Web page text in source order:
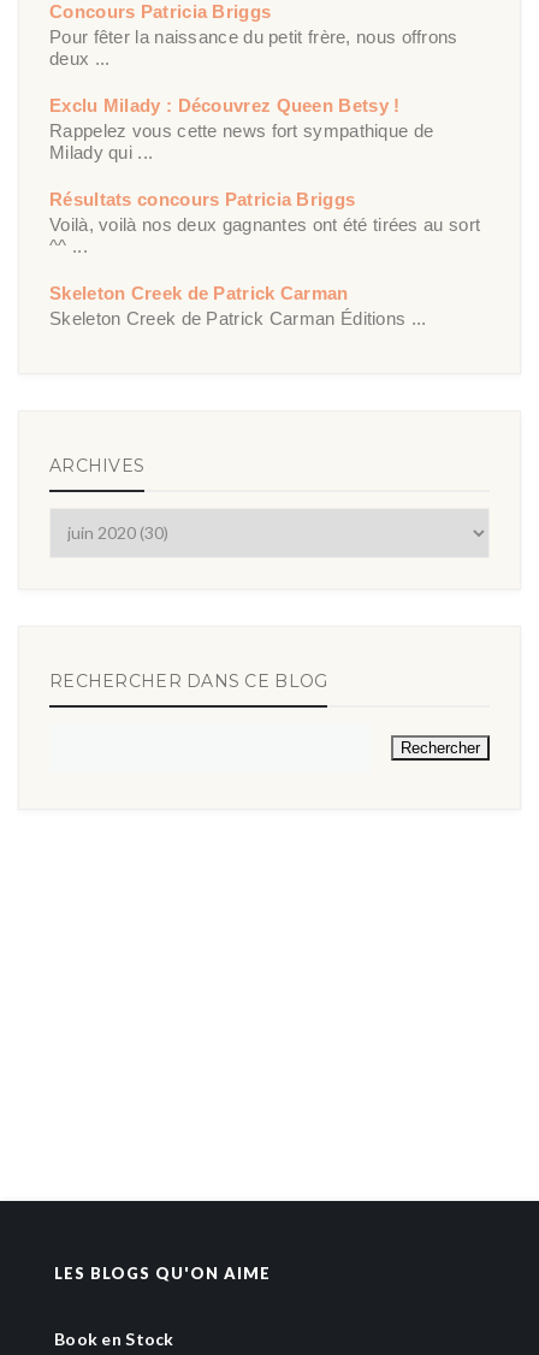
Concours Patricia Briggs
Pour fêter la naissance du petit frère, nous offrons
deux ...
Exclu Milady : Découvrez Queen Betsy !
Rappelez vous cette news fort sympathique de
Milady qui ...
Résultats concours Patricia Briggs
Voilà, voilà nos deux gagnantes ont été tirées au sort
^^ ...
Skeleton Creek de Patrick Carman
Skeleton Creek de Patrick Carman Éditions ...
ARCHIVES
RECHERCHER DANS CE BLOG
LES BLOGS QU'ON AIME
Book en Stock